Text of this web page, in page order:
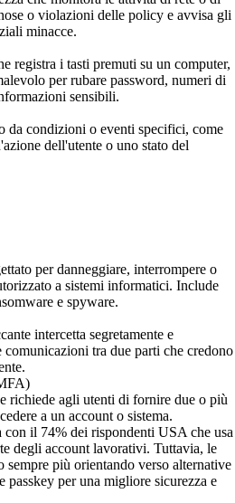
o violazioni delle policy e avvisa gli
minacce.
registra i tasti premuti su un computer,
per rubare password, numeri di
sensibili.
da condizioni o eventi specifici, come
dell'utente o uno stato del
per danneggiare, interrompere o
a sistemi informatici. Include
e spyware.
intercetta segretamente e
comunicazioni tra due parti che credono
richiede agli utenti di fornire due o più
a un account o sistema.
con il 74% dei rispondenti USA che usa
degli account lavorativi. Tuttavia, le
sempre più orientando verso alternative
passkey per una migliore sicurezza e